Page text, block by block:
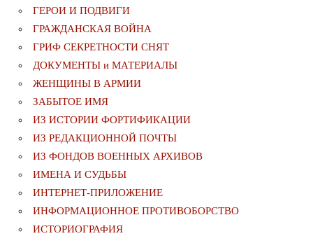
ГЕРОИ И ПОДВИГИ
ГРАЖДАНСКАЯ ВОЙНА
ГРИФ СЕКРЕТНОСТИ СНЯТ
ДОКУМЕНТЫ и МАТЕРИАЛЫ
ЖЕНЩИНЫ В АРМИИ
ЗАБЫТОЕ ИМЯ
ИЗ ИСТОРИИ ФОРТИФИКАЦИИ
ИЗ РЕДАКЦИОННОЙ ПОЧТЫ
ИЗ ФОНДОВ ВОЕННЫХ АРХИВОВ
ИМЕНА И СУДЬБЫ
ИНТЕРНЕТ-ПРИЛОЖЕНИЕ
ИНФОРМАЦИОННОЕ ПРОТИВОБОРСТВО
ИСТОРИОГРАФИЯ